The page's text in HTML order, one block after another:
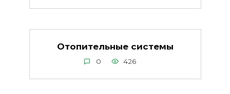
Отопительные системы
0 426